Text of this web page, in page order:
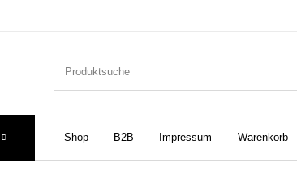
Shop B2B Impressum Warenkorb